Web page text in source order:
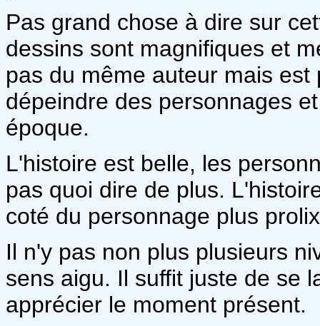
Pas grand chose à dire sur
dessins sont magnifiques et
pas du même auteur mais
dépeindre des personnages
époque.
L'histoire est belle, les
pas quoi dire de plus.
coté du personnage plus
Il n'y pas non plus plusieurs
sens aigu. Il suffit juste de se
apprécier le moment présent.